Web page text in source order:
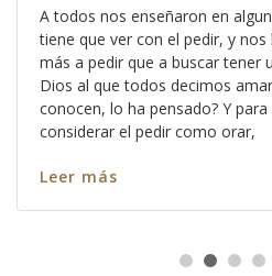
A todos nos enseñaron en
tiene que ver con el pedir, y
más a pedir que a buscar tener
Dios al que todos decimos
conocen, lo ha pensado? Y
considerar el pedir como orar,
Leer más